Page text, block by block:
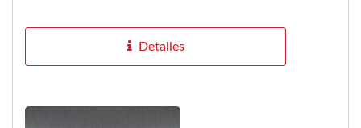
Detalles